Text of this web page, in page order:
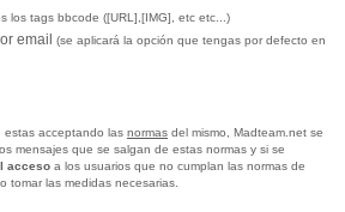
los tags bbcode ([URL],[IMG], etc etc...)
email
(se aplicará la opción que tengas por defecto en
estas acceptando las normas del mismo, Madteam.net se
mensajes que se salgan de estas normas y si se
acceso a los usuarios que no cumplan las normas de
tomar las medidas necesarias.